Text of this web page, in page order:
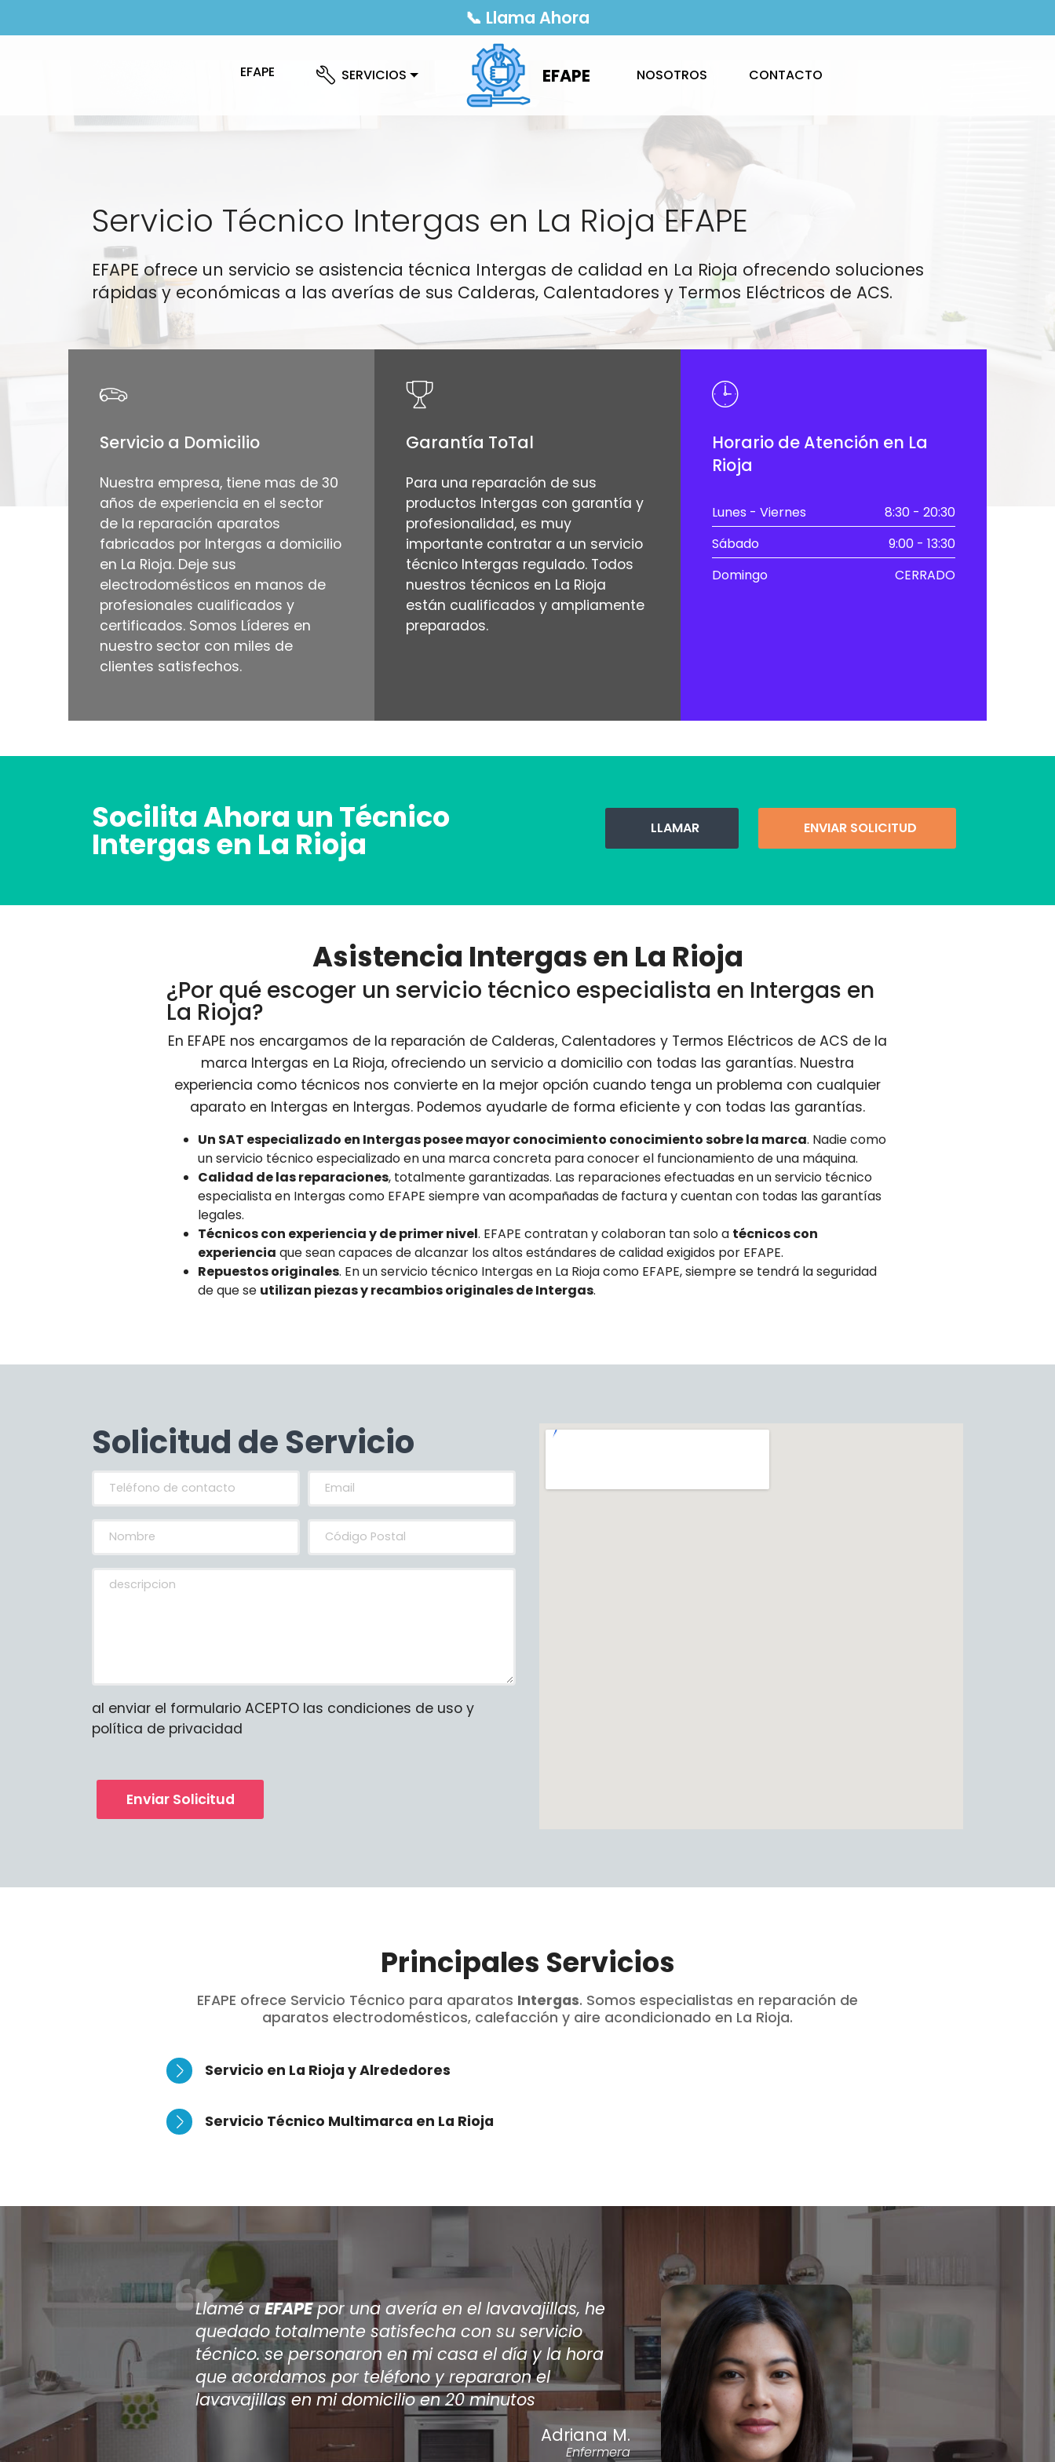
📞 Llama Ahora
EFAPE SERVICIOS EFAPE NOSOTROS CONTACTO
Servicio Técnico Intergas en La Rioja EFAPE
EFAPE ofrece un servicio se asistencia técnica Intergas de calidad en La Rioja ofrecendo soluciones
rápidas y económicas a las averías de sus Calderas, Calentadores y Termos Eléctricos de ACS.
Servicio a Domicilio
Nuestra empresa, tiene mas de 30
años de experiencia en el sector
de la reparación aparatos
fabricados por Intergas a domicilio
en La Rioja. Deje sus
electrodomésticos en manos de
profesionales cualificados y
certificados. Somos Líderes en
nuestro sector con miles de
clientes satisfechos.
Garantía ToTal
Para una reparación de sus
productos Intergas con garantía y
profesionalidad, es muy
importante contratar a un servicio
técnico Intergas regulado. Todos
nuestros técnicos en La Rioja
están cualificados y ampliamente
preparados.
Horario de Atención en La
Rioja
Lunes - Viernes
8:30 - 20:30
Sábado
9:00 - 13:30
Domingo
CERRADO
Socilita Ahora un Técnico
Intergas en La Rioja LLAMAR ENVIAR SOLICITUD
Asistencia Intergas en La Rioja
¿Por qué escoger un servicio técnico especialista en Intergas en
La Rioja?
En EFAPE nos encargamos de la reparación de Calderas, Calentadores y Termos Eléctricos de ACS de la
marca Intergas en La Rioja, ofreciendo un servicio a domicilio con todas las garantías. Nuestra
experiencia como técnicos nos convierte en la mejor opción cuando tenga un problema con cualquier
aparato en Intergas en Intergas. Podemos ayudarle de forma eficiente y con todas las garantías.
Un SAT especializado en Intergas posee mayor conocimiento conocimiento sobre la marca. Nadie como
un servicio técnico especializado en una marca concreta para conocer el funcionamiento de una máquina.
Calidad de las reparaciones, totalmente garantizadas. Las reparaciones efectuadas en un servicio técnico
especialista en Intergas como EFAPE siempre van acompañadas de factura y cuentan con todas las garantías
legales.
Técnicos con experiencia y de primer nivel. EFAPE contratan y colaboran tan solo a técnicos con
experiencia que sean capaces de alcanzar los altos estándares de calidad exigidos por EFAPE.
Repuestos originales. En un servicio técnico Intergas en La Rioja como EFAPE, siempre se tendrá la seguridad
de que se utilizan piezas y recambios originales de Intergas.
Solicitud de Servicio
al enviar el formulario ACEPTO las condiciones de uso y
política de privacidad
Enviar Solicitud
Principales Servicios
EFAPE ofrece Servicio Técnico para aparatos Intergas. Somos especialistas en reparación de
aparatos electrodomésticos, calefacción y aire acondicionado en La Rioja.
Servicio en La Rioja y Alrededores
Servicio Técnico Multimarca en La Rioja
Después de que varios técnicos viniesen a casa a
reparar mi aire acondicionado encontré por internet
aEFAPE, han sido los únicos en dar una solución a mi
aire acondicionado. acepté el prespuesto de la
reparación y ahora tengo el a/a como nuevo.
Antonio Silvente
Carpintero